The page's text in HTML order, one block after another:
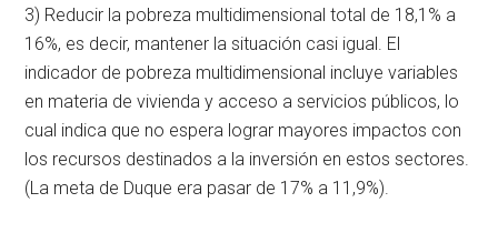
3) Reducir la pobreza multidimensional total de 18,1% a
16%, es decir, mantener la situación casi igual. El
indicador de pobreza multidimensional incluye variables
en materia de vivienda y acceso a servicios públicos, lo
cual indica que no espera lograr mayores impactos con
los recursos destinados a la inversión en estos sectores.
(La meta de Duque era pasar de 17% a 11,9%).